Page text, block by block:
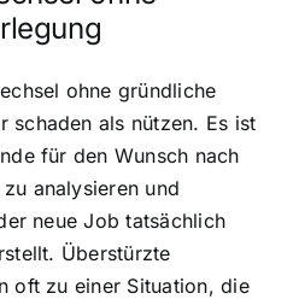
ohne gründliche
schaden als nützen. Es ist
für den Wunsch nach
analysieren und
neue Job tatsächlich
Überstürzte
oft zu einer Situation, die